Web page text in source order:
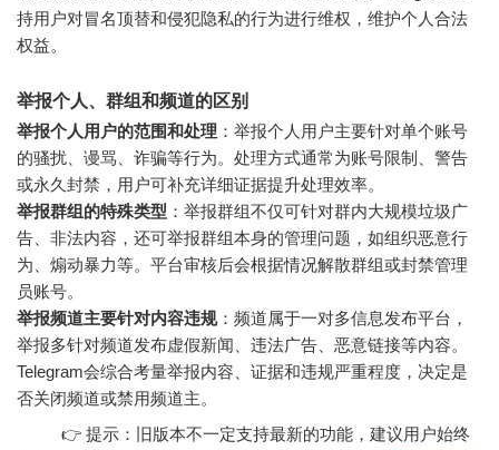
持用户对冒名顶替和侵犯隐私的行为进行维权，维护个人合法
权益。
举报个人、群组和频道的区别
举报个人用户的范围和处理 ：举报个人用户主要针对单个账号
的骚扰、谩骂、诈骗等行为。处理方式通常为账号限制、警告
或永久封禁，用户可补充详细证据提升处理效率。
举报群组的特殊类型 ：举报群组不仅可针对群内大规模垃圾广
告、非法内容，还可举报群组本身的管理问题，如组织恶意行
为、煽动暴力等。平台审核后会根据情况解散群组或封禁管理
员账号。
举报频道主要针对内容违规：频道属于一对多信息发布平台，
举报多针对频道发布虚假新闻、违法广告、恶意链接等内容。
Telegram会综合考量举报内容、证据和违规严重程度，决定是
否关闭频道或禁用频道主。
👉 提示：旧版本不一定支持最新的功能，建议用户始终